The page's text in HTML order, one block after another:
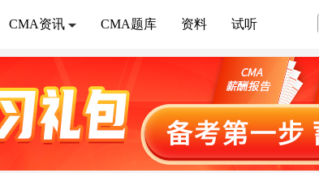
CMA资讯 CMA题库 资料 试听